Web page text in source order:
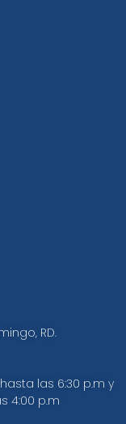
RD.​
las 6:30 p.m y
4:00 p.m